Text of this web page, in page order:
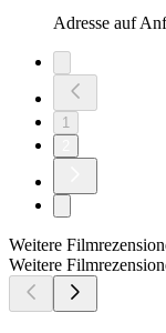
Adresse auf
1
Weitere
Weitere